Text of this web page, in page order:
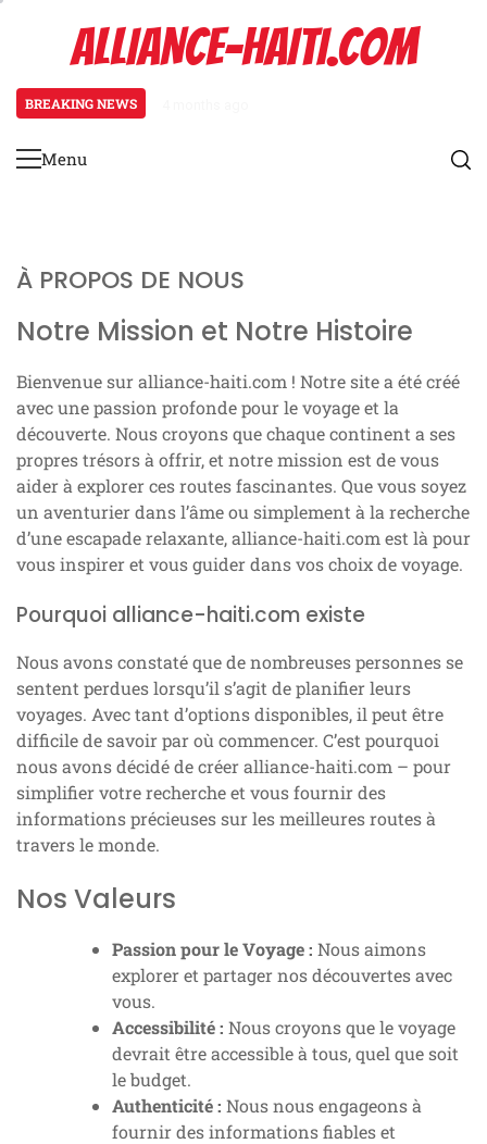
ALLIANCE-HAITI.COM
BREAKING NEWS
Primary
Menu
À PROPOS DE NOUS
Notre Mission et Notre Histoire
Bienvenue sur alliance-haiti.com ! Notre site a été créé
avec une passion profonde pour le voyage et la
découverte. Nous croyons que chaque continent a ses
propres trésors à offrir, et notre mission est de vous
aider à explorer ces routes fascinantes. Que vous soyez
un aventurier dans l’âme ou simplement à la recherche
d’une escapade relaxante, alliance-haiti.com est là pour
vous inspirer et vous guider dans vos choix de voyage.
Pourquoi alliance-haiti.com existe
Nous avons constaté que de nombreuses personnes se
sentent perdues lorsqu’il s’agit de planifier leurs
voyages. Avec tant d’options disponibles, il peut être
difficile de savoir par où commencer. C’est pourquoi
nous avons décidé de créer alliance-haiti.com – pour
simplifier votre recherche et vous fournir des
informations précieuses sur les meilleures routes à
travers le monde.
Nos Valeurs
Passion pour le Voyage : Nous aimons
explorer et partager nos découvertes avec
vous.
Accessibilité : Nous croyons que le voyage
devrait être accessible à tous, quel que soit
le budget.
Authenticité : Nous nous engageons à
fournir des informations fiables et